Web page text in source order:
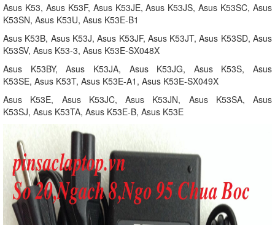
Asus K53, Asus K53F, Asus K53JE, Asus K53JS, Asus K53SC, Asus
K53SN, Asus K53U, Asus K53E-B1
Asus K53B, Asus K53J, Asus K53JF, Asus K53JT, Asus K53SD, Asus
K53SV, Asus K53-3, Asus K53E-SX048X
Asus K53BY, Asus K53JA, Asus K53JG, Asus K53S, Asus
K53SE, Asus K53T, Asus K53E-A1, Asus K53E-SX049X
Asus K53E, Asus K53JC, Asus K53JN, Asus K53SA, Asus
K53SJ, Asus K53TA, Asus K53E-B, Asus K53E